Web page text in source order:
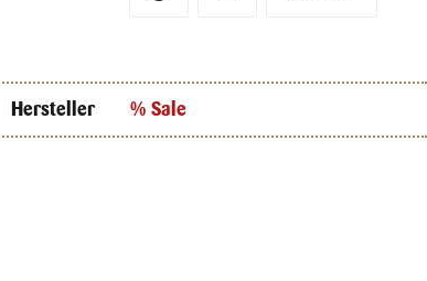
Hersteller % Sale